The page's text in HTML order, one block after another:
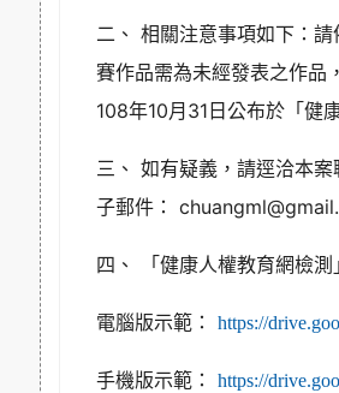
二、 相關注意事項如下：
賽作品需為未經發表之作品
108年10月31日公布於「健
三、 如有疑義，請逕洽本
子郵件：
四、 「健康人權教育網檢測
電腦版示範：https://
手機版示範：https://